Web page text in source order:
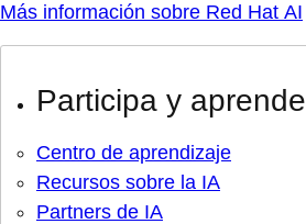
Más información sobre Red Hat AI
Participa y aprende
Centro de aprendizaje
Recursos sobre la IA
Partners de IA